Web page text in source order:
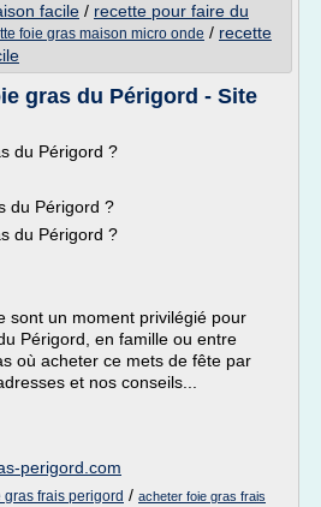
facile / recette pour faire du
foie gras maison micro onde / recette
gras du Périgord - Site
du Périgord ?
du Périgord ?
du Périgord ?
sont un moment privilégié pour
Périgord, en famille ou entre
où acheter ce mets de fête par
et nos conseils...
perigord.com
gras frais perigord / acheter foie gras frais